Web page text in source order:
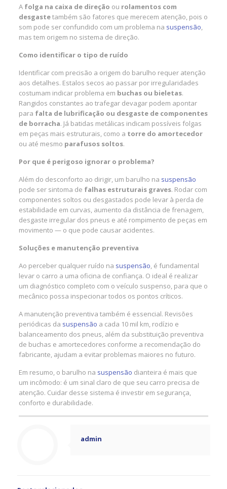
A folga na caixa de direção ou rolamentos com
desgastetambém são fatores que merecem atenção, pois o
som pode ser confundido com um problema na suspensão,
mas tem origem no sistema de direção.
Como identificar o tipo de ruído
Identificar com precisão a origem do barulho requer atenção
aos detalhes. Estalos secos ao passar por irregularidades
costumam indicar problema em buchas ou bieletas.
Rangidos constantes ao trafegar devagar podem apontar
para falta de lubrificação ou desgaste de componentes
de borracha. Já batidas metálicas indicam possíveis folgas
em peças mais estruturais, como a torre do amortecedor
ou até mesmo parafusos soltos.
Por que é perigoso ignorar o problema?
Além do desconforto ao dirigir, um barulho na suspensão
pode ser sintoma de falhas estruturais graves. Rodar com
componentes soltos ou desgastados pode levar à perda de
estabilidade em curvas, aumento da distância de frenagem,
desgaste irregular dos pneus e até rompimento de peças em
movimento — o que pode causar acidentes.
Soluções e manutenção preventiva
Ao perceber qualquer ruído na suspensão, é fundamental
levar o carro a uma oficina de confiança. O ideal é realizar
um diagnóstico completo com o veículo suspenso, para que o
mecânico possa inspecionar todos os pontos críticos.
A manutenção preventiva também é essencial. Revisões
periódicas da suspensão a cada 10 mil km, rodízio e
balanceamento dos pneus, além da substituição preventiva
de buchas e amortecedores conforme a recomendação do
fabricante, ajudam a evitar problemas maiores no futuro.
Em resumo, o barulho na suspensão dianteira é mais que
um incômodo: é um sinal claro de que seu carro precisa de
atenção. Cuidar desse sistema é investir em segurança,
conforto e durabilidade.
admin